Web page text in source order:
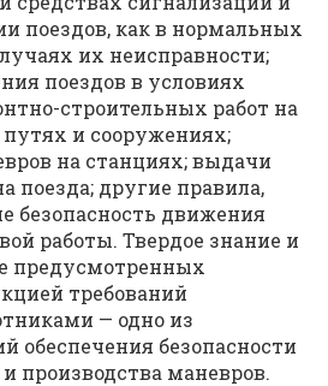
поездов, как в нормальных
их неисправности;
поездов в условиях
строительных работ на
и сооружениях;
на станциях; выдачи
поезда; другие правила,
безопасность движения
работы. Твердое знание и
предусмотренных
требований
— одно из
обеспечения безопасности
производства маневров.